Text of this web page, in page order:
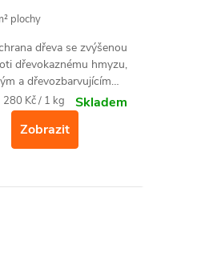
plochy
dřeva se zvýšenou
dřevokaznému hmyzu,
a dřevozbarvujícím
a plísním.
Měrná
280 Kč / 1 kg
Skladem
Zobrazit